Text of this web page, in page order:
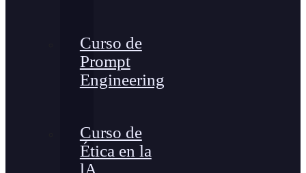
Curso de
Prompt
Engineering
Curso de
Ética en la
lA